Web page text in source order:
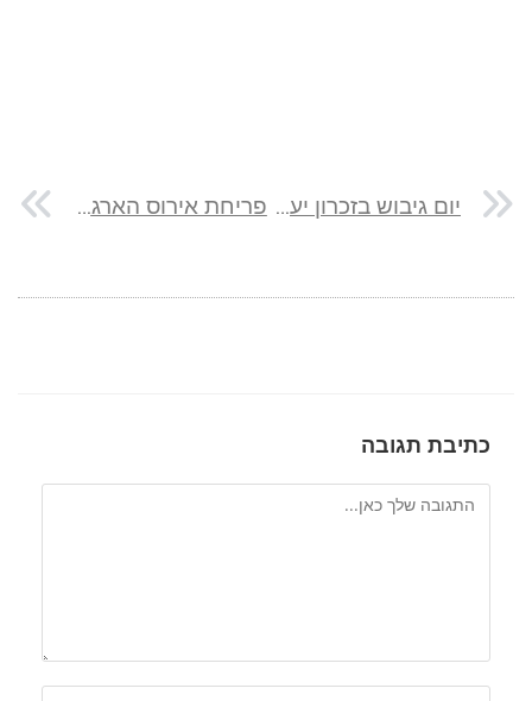
יום גיבוש בזכרון יעקב וקיסריה: בין אדרנלין לקולינריה פריחת אירוס הארגמן בפארק דינה בארסוף
כתיבת תגובה